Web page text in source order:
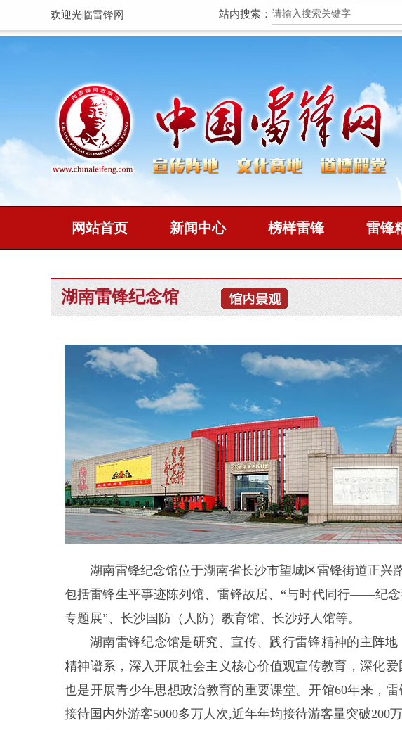
欢迎光临雷锋网 站内搜索：
网站首页 新闻中心 榜样雷锋 雷锋
湖南雷锋纪念馆
湖南雷锋纪念馆位于湖南省长沙市望城区雷锋街道正兴
包括雷锋生平事迹陈列馆、雷锋故居、“与时代同行——纪
专题展”、长沙国防（人防）教育馆、长沙好人馆等。
湖南雷锋纪念馆是研究、宣传、践行雷锋精神的主阵
精神谱系，深入开展社会主义核心价值观宣传教育，深化
也是开展青少年思想政治教育的重要课堂。开馆60年来，
接待国内外游客5000多万人次,近年年均接待游客量突破200